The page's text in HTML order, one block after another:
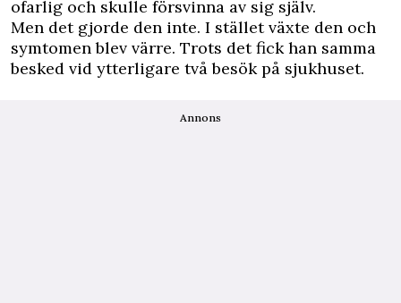
ofarlig och skulle försvinna av sig själv.
Men det gjorde den inte. I stället växte den och
symtomen blev värre. Trots det fick han samma
besked vid ytterligare två besök på sjukhuset.
Annons